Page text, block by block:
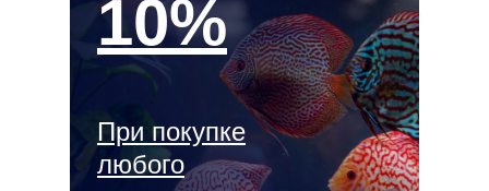
10%
При покупке
любого